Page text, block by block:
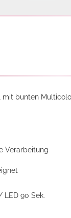
bunten
Verarbeitung
LED 90 Sek.